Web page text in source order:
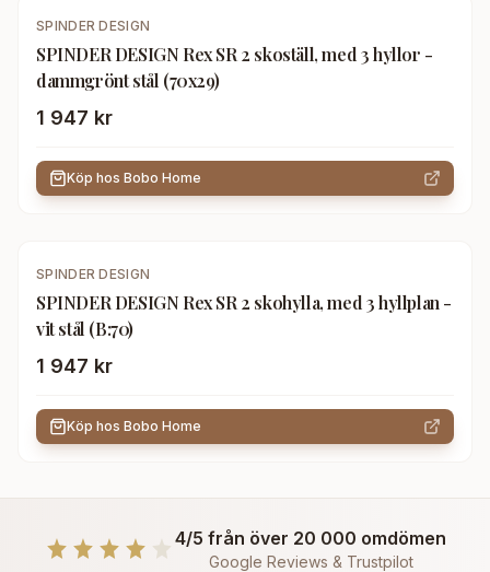
SPINDER DESIGN
SPINDER DESIGN Rex SR 2 skoställ, med 3 hyllor -
dammgrönt stål (70x29)
1 947 kr
Köp hos Bobo Home
SPINDER DESIGN
SPINDER DESIGN Rex SR 2 skohylla, med 3 hyllplan -
vit stål (B:70)
1 947 kr
Köp hos Bobo Home
4/5 från över 20 000 omdömen
Google Reviews & Trustpilot